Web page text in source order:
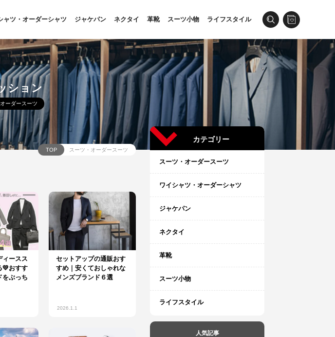
ャツ・オーダーシャツ ジャケパン ネクタイ 革靴 スーツ小物 ライフスタイル
ション
ーダースーツ
TOP スーツ・オーダースーツ
ィースス
💛おすす
をぶっち
セットアップの通販おす
すめ｜安くておしゃれな
メンズブランド６選
2026.1.1
カテゴリー
スーツ・オーダースーツ
ワイシャツ・オーダーシャツ
ジャケパン
ネクタイ
革靴
スーツ小物
ライフスタイル
人気記事